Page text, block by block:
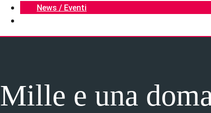
News / Eventi
Mille e una